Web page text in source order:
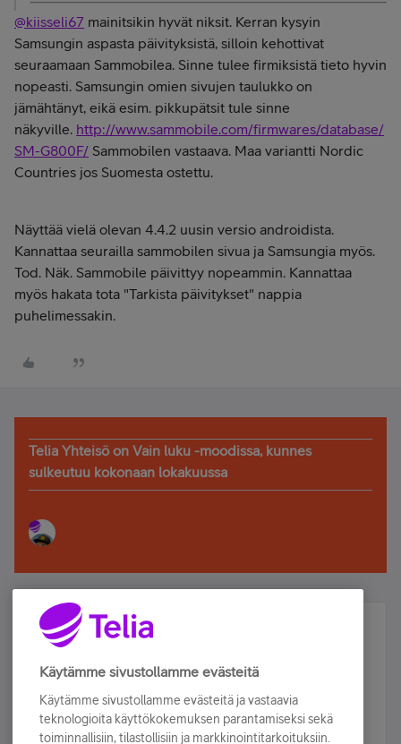
@kiisseli67 mainitsikin hyvät niksit. Kerran kysyin
Samsungin aspasta päivityksistä, silloin kehottivat
seuraamaan Sammobilea. Sinne tulee firmiksistä tieto hyvin
nopeasti. Samsungin omien sivujen taulukko on
jämähtänyt, eikä esim. pikkupätsit tule sinne
näkyville. http://www.sammobile.com/firmwares/database/
SM-G800F/ Sammobilen vastaava. Maa variantti Nordic
Countries jos Suomesta ostettu.
Näyttää vielä olevan 4.4.2 uusin versio androidista.
Kannattaa seurailla sammobilen sivua ja Samsungia myös.
Tod. Näk. Sammobile päivittyy nopeammin. Kannattaa
myös hakata tota "Tarkista päivitykset" nappia
puhelimessakin.
Telia Yhteisö on Vain luku -moodissa, kunnes
sulkeutuu kokonaan lokakuussa
Älä jää paitsi – osallistu ja voita!
Tilaa Telian uutiskirje ja olet mukana arvonnassa.
sähköpostiisi.
Käytämme sivustollamme evästeitä
Käytämme sivustollamme evästeitä ja vastaavia
teknologioita käyttökokemuksen parantamiseksi sekä
toiminnallisiin, tilastollisiin ja markkinointitarkoituksiin.